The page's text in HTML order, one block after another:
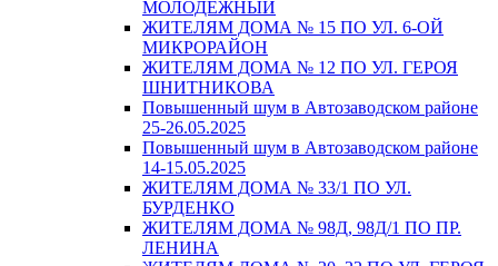
МОЛОДЕЖНЫЙ
ЖИТЕЛЯМ ДОМА № 15 ПО УЛ. 6-ОЙ
МИКРОРАЙОН
ЖИТЕЛЯМ ДОМА № 12 ПО УЛ. ГЕРОЯ
ШНИТНИКОВА
Повышенный шум в Автозаводском районе
25-26.05.2025
Повышенный шум в Автозаводском районе
14-15.05.2025
ЖИТЕЛЯМ ДОМА № 33/1 ПО УЛ.
БУРДЕНКО
ЖИТЕЛЯМ ДОМА № 98Д, 98Д/1 ПО ПР.
ЛЕНИНА